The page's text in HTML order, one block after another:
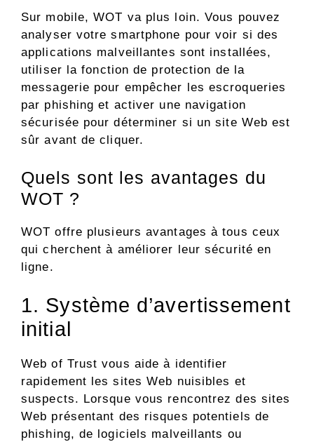
Sur mobile, WOT va plus loin. Vous pouvez
analyser votre smartphone pour voir si des
applications malveillantes sont installées,
utiliser la fonction de protection de la
messagerie pour empêcher les escroqueries
par phishing et activer une navigation
sécurisée pour déterminer si un site Web est
sûr avant de cliquer.
Quels sont les avantages du
WOT ?
WOT offre plusieurs avantages à tous ceux
qui cherchent à améliorer leur sécurité en
ligne.
1. Système d’avertissement
initial
Web of Trust vous aide à identifier
rapidement les sites Web nuisibles et
suspects. Lorsque vous rencontrez des sites
Web présentant des risques potentiels de
phishing, de logiciels malveillants ou